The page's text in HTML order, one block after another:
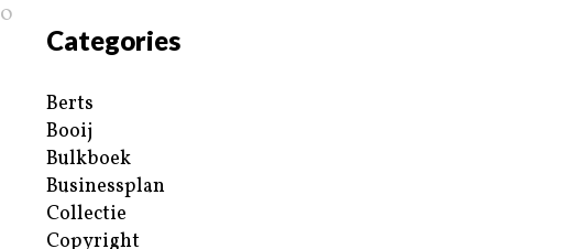
0
Categories
Berts
Booij
Bulkboek
Businessplan
Collectie
Copyright